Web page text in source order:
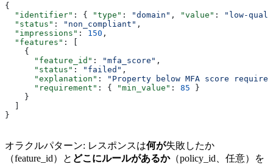
{
  "identifier"
: { "type" : "domain" , "value" :
"low-
  "status"
: "non_compliant" ,
  "impressions"
: 150 ,
  "features"
: [
    {
      "feature_id"
: "mfa_score" ,
      "status"
: "failed" ,
      "explanation"
:
"Property below MFA score
      "requirement"
: { "min_value" : 85 }
    }
}
オラクルパターン: レスポンスは何が失敗したか
（feature_id）と どこにルールがあるか（policy_id、任意）を